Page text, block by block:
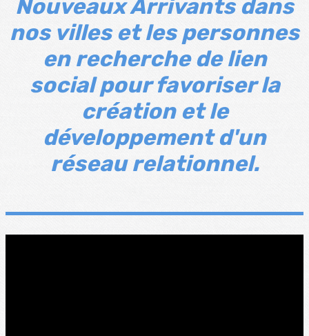
Nouveaux Arrivants dans
nos villes et les personnes
en recherche de lien
social pour favoriser la
création et le
développement d'un
réseau relationnel.